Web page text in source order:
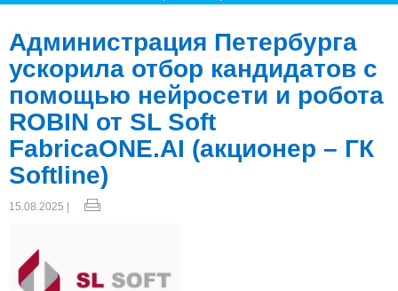
Администрация Петербурга
ускорила отбор кандидатов с
помощью нейросети и робота
ROBIN от SL Soft
FabricaONE.AI (акционер – ГК
Softline)
15.08.2025 |